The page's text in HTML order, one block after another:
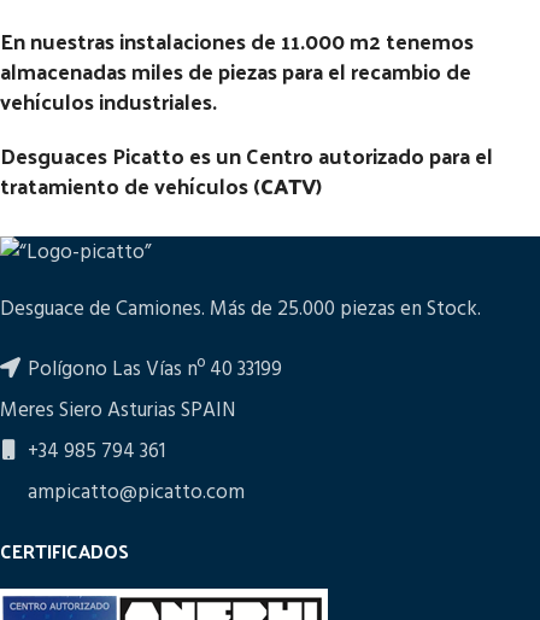
En nuestras instalaciones de 11.000 m2 tenemos
almacenadas miles de piezas para el recambio de
vehículos industriales.
Desguaces Picatto es un Centro autorizado para el
tratamiento de vehículos (CATV)
Desguace de Camiones. Más de 25.000 piezas en Stock.
Polígono Las Vías nº 40 33199
Meres Siero Asturias SPAIN
+34 985 794 361
ampicatto@picatto.com
CERTIFICADOS